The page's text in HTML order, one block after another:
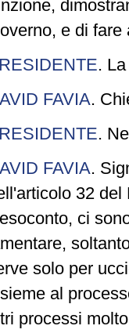
e di
.
FAVIA.
.
FAVIA.
32 del
ci
solo per
al
processi